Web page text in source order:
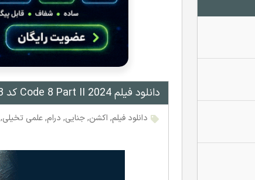
دانلود فیلم Code 8 Part II 2024 کد 8 پارت دوم با دوبله و زیرنویس فارسی
دانلود فیلم, اکشن,جنایی, درام,علمی تخیلی,